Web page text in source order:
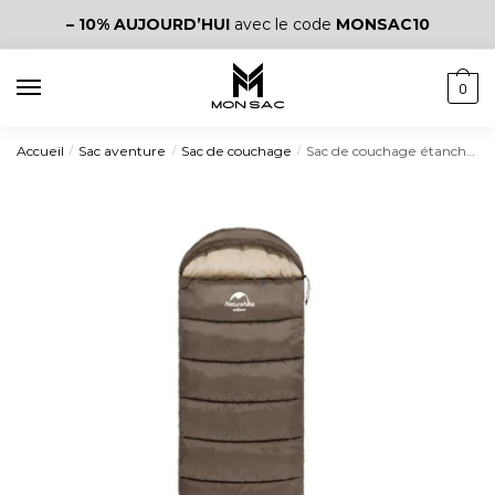
– 10% AUJOURD’HUIavec le code MONSAC10
0
Accueil / Sac aventure / Sac de couchage / Sac de couchage étanche avec couette en coton